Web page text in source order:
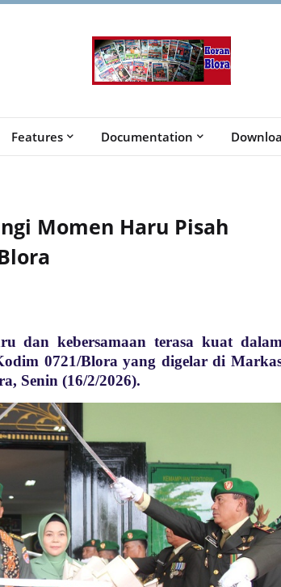
Features Documentation
Momen Haru Pisah
dan kebersamaan terasa kuat dalam
0721/Blora yang digelar di
Senin (16/2/2026).